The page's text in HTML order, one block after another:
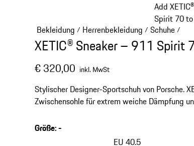
Add
Spirit 70
Bekleidung / Herrenbekleidung / Schuhe/
XETIC® Sneaker – 911 Spirit
€ 320,00 inkl. MwSt
Stylischer Designer-Sportschuh von Porsche.
Zwischensohle für extrem weiche Dämpfung
Größe:-
EU 40.5